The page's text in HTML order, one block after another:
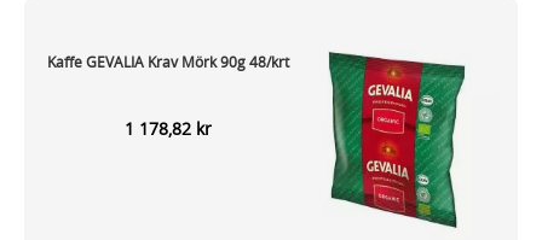
Kaffe GEVALIA Krav Mörk 90g 48/krt
1 178,82 kr